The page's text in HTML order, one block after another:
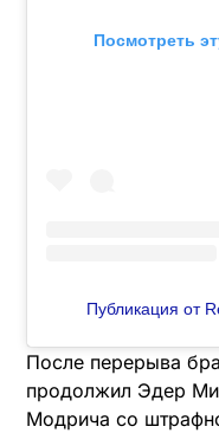
Посмотреть
Публикация от
После перерыва
продолжил Эдер
Модрича со